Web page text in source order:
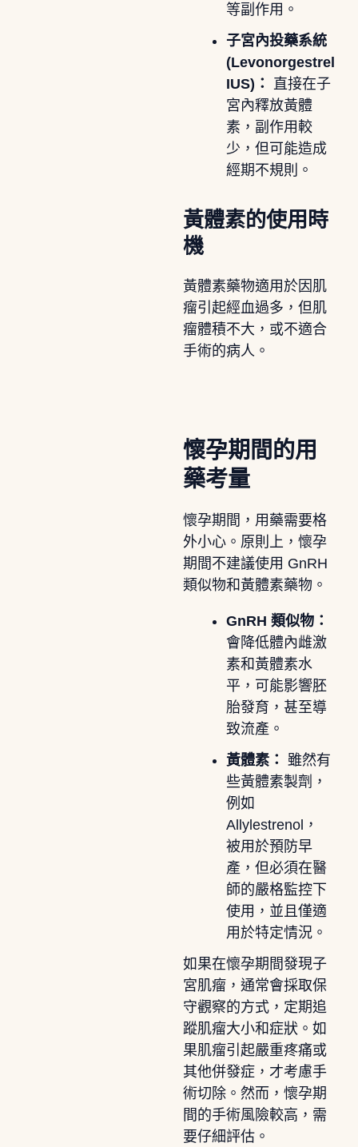
等副作用。
子宮內投藥系統
(Levonorgestrel
IUS)：
直接在子
宮內釋放黃體
素，副作用較
少，但可能造成
經期不規則。
黃體素的使用時
機
黃體素藥物適用於因肌
瘤引起經血過多，但肌
瘤體積不大，或不適合
手術的病人。
懷孕期間的用
藥考量
懷孕期間，用藥需要格
外小心。原則上，懷孕
期間不建議使用 GnRH
類似物和黃體素藥物。
GnRH 類似物：
會降低體內雌激
素和黃體素水
平，可能影響胚
胎發育，甚至導
致流產。
黃體素：
雖然有
些黃體素製劑，
例如
Allylestrenol，
被用於預防早
產，但必須在醫
師的嚴格監控下
使用，並且僅適
用於特定情況。
如果在懷孕期間發現子
宮肌瘤，通常會採取保
守觀察的方式，定期追
蹤肌瘤大小和症狀。如
果肌瘤引起嚴重疼痛或
其他併發症，才考慮手
術切除。然而，懷孕期
間的手術風險較高，需
要仔細評估。